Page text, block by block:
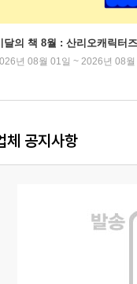
달의 책 8월 : 산리오캐릭터
년 08월 01일 ~ 2026년 08월
체 공지사항